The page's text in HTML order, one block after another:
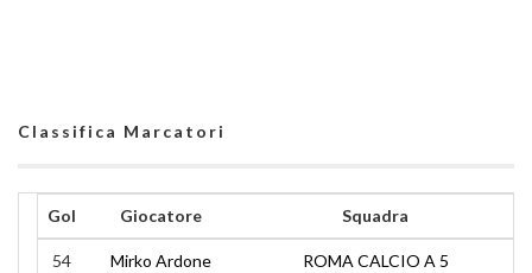
Classifica Marcatori
Gol Giocatore Squadra
54 Mirko Ardone ROMA CALCIO A 5